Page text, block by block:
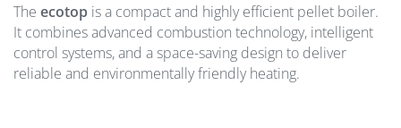
The ecotop is a compact and highly efficient pellet boiler.
It combines advanced combustion technology, intelligent
control systems, and a space-saving design to deliver
reliable and environmentally friendly heating.